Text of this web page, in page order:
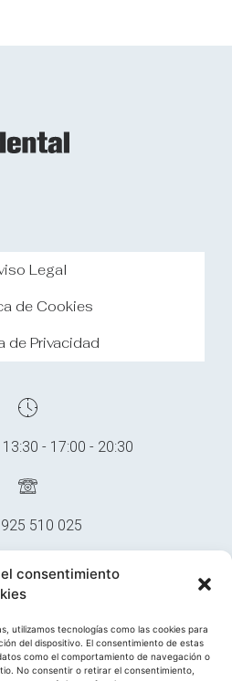
consentimiento
utilizamos tecnologías como las cookies para
del dispositivo. El consentimiento de estas
como el comportamiento de navegación o
No consentir o retirar el consentimiento,
Legal
de Cookies
de Privacidad
- 17:00 - 20:30
510 025